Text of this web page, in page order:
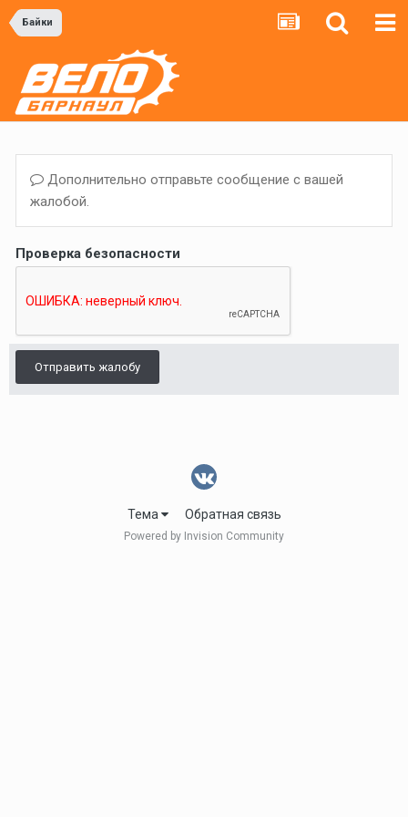
Байки
Дополнительно отправьте сообщение с вашей
жалобой.
Проверка безопасности
Отправить жалобу
Тема Обратная связь
Powered by Invision Community